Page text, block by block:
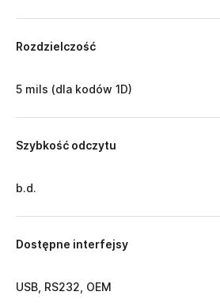
Rozdzielczość
5 mils (dla kodów 1D)
Szybkość odczytu
b.d.
Dostępne interfejsy
USB, RS232, OEM